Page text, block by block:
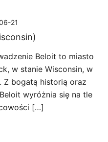
21
Beloit to miasto
w stanie Wisconsin, w
Z bogatą historią oraz
wyróżnia się na tle
[…]